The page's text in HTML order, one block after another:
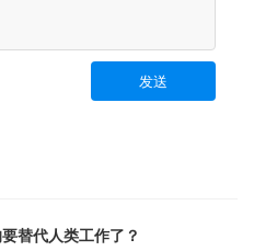
发送
替代人类工作了？